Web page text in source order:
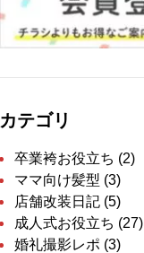
カテゴリ
卒業袴お役立ち (2)
ママ向け髪型 (3)
店舗改装日記 (5)
成人式お役立ち (27)
婚礼撮影レポ (3)